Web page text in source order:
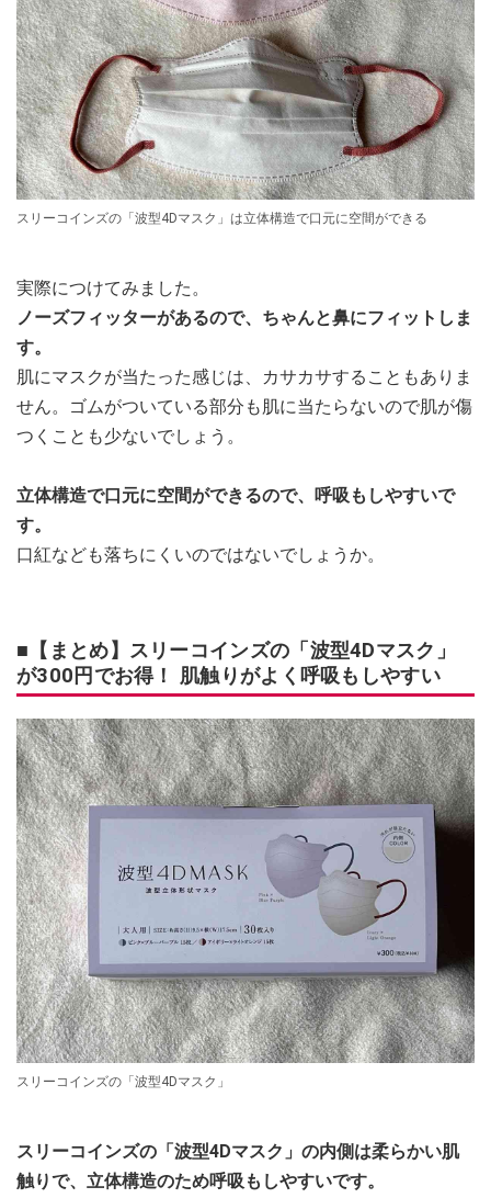
スリーコインズの「波型4Dマスク」は立体構造で口元に空間ができる
実際につけてみました。
ノーズフィッターがあるので、ちゃんと鼻にフィットしま
す。
肌にマスクが当たった感じは、カサカサすることもありま
せん。ゴムがついている部分も肌に当たらないので肌が傷
つくことも少ないでしょう。
立体構造で口元に空間ができるので、呼吸もしやすいで
す。
口紅なども落ちにくいのではないでしょうか。
■【まとめ】スリーコインズの「波型4Dマスク」
が300円でお得！ 肌触りがよく呼吸もしやすい
スリーコインズの「波型4Dマスク」
スリーコインズの「波型4Dマスク」の内側は柔らかい肌
触りで、立体構造のため呼吸もしやすいです。